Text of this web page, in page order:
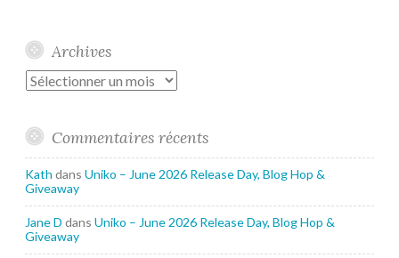
Archives
Archives
Commentaires récents
Kath dans Uniko – June 2026 Release Day, Blog Hop &
Giveaway
Jane D dans Uniko – June 2026 Release Day, Blog Hop &
Giveaway